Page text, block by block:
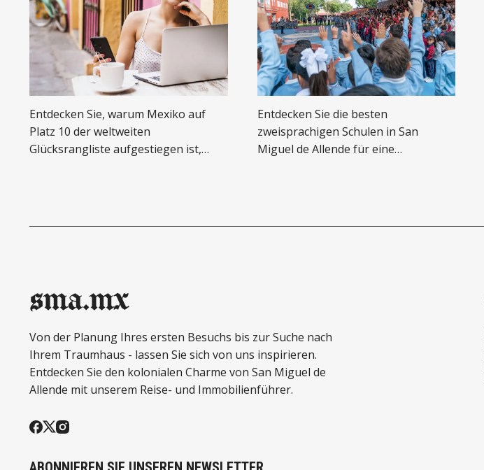
Entdecken Sie, warum Mexiko auf
Platz 10 der weltweiten
Glücksrangliste aufgestiegen ist,
jahrzehntelang gehobenes Leben
Entdecken Sie die besten
zweisprachigen Schulen in San
Miguel de Allende für eine
sma.mx
Von der Planung Ihres ersten Besuchs bis zur Suche nach
Ihrem Traumhaus - lassen Sie sich von uns inspirieren.
Entdecken Sie den kolonialen Charme von San Miguel de
Allende mit unserem Reise- und Immobilienführer.